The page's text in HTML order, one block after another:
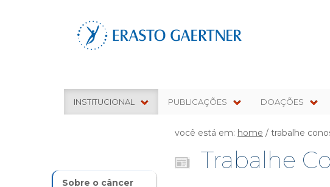
INSTITUCIONAL PUBLICAÇÕES DOAÇÕES
Sobre o câncer
você está em: home / trabalhe
Trabalhe